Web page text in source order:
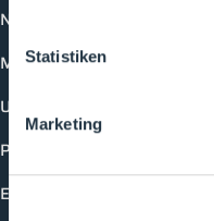
Statistiken
Marketing
News
Mediathek
Unternehmen
Produkte
Events